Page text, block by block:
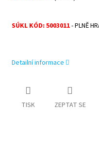
SÚKL KÓD: 5003011- PLNĚ
Detailní informace
TISK ZEPTAT SE